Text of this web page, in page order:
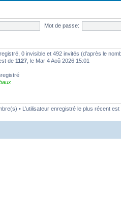
Mot de passe:
0 invisible et 492 invités (d’après le
de 1127 , le Mar 4 Aoû 2026 15:01
• L’utilisateur enregistré le plus récent est